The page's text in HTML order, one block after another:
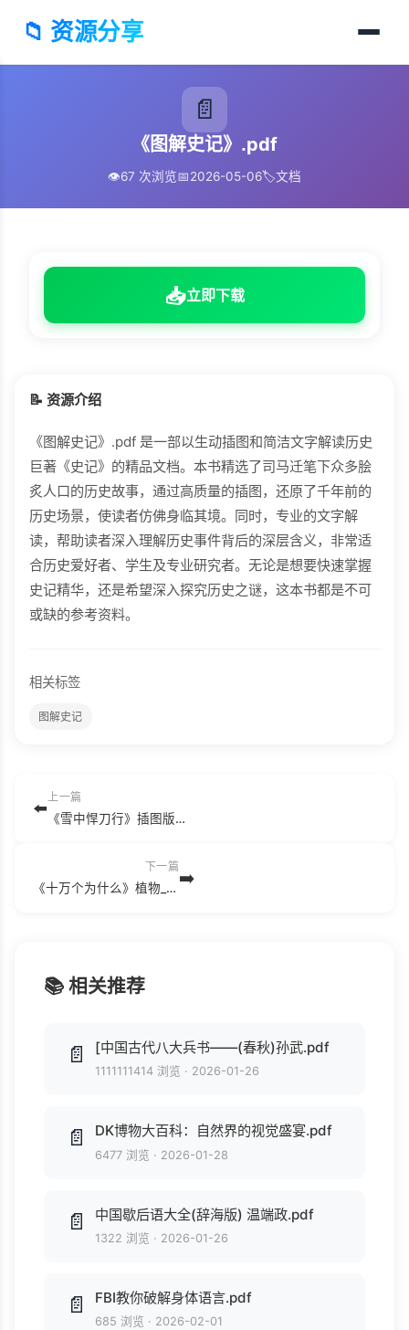
📁 资源分享
📄
《图解史记》.pdf
👁️67 次浏览📅2026-05-06🏷️文档
📥立即下载
📝 资源介绍
《图解史记》.pdf 是一部以生动插图和简洁文字解读历史
巨著《史记》的精品文档。本书精选了司马迁笔下众多脍
炙人口的历史故事，通过高质量的插图，还原了千年前的
历史场景，使读者仿佛身临其境。同时，专业的文字解
读，帮助读者深入理解历史事件背后的深层含义，非常适
合历史爱好者、学生及专业研究者。无论是想要快速掌握
史记精华，还是希望深入探究历史之谜，这本书都是不可
或缺的参考资料。
相关标签
图解史记
⬅️
上一篇
《雪中悍刀行》插图版（含番外）.epub
下一篇
《十万个为什么》植物_2(1).pdf ➡️
📚 相关推荐
📄 [中国古代八大兵书——(春秋)孙武.pdf
1111111414 浏览 · 2026-01-26
📄 DK博物大百科：自然界的视觉盛宴.pdf
6477 浏览 · 2026-01-28
📄 中国歇后语大全(辞海版) 温端政.pdf
1322 浏览 · 2026-01-26
📄 FBI教你破解身体语言.pdf
685 浏览 · 2026-02-01